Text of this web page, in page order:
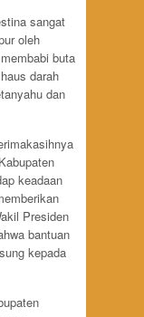
sangat
oleh
buta
darah
dan
keadaan
Presiden
bantuan
kepada